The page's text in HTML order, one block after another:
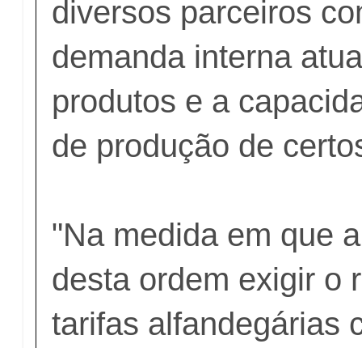
diversos parceiros
demanda interna
produtos e a
de produção de
"Na medida em que
desta ordem exigir o
tarifas alfandegárias